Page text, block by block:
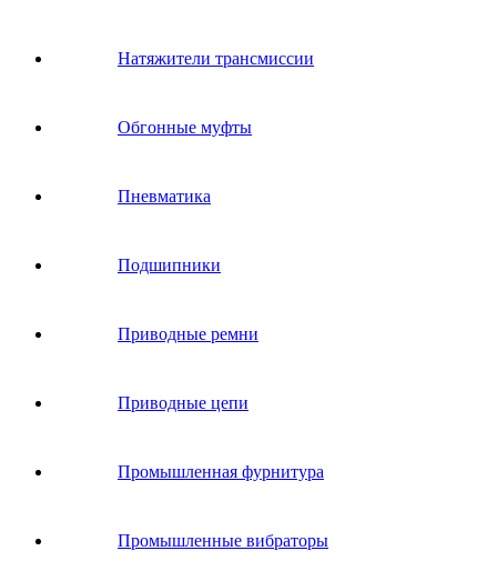
Натяжители трансмиссии
Обгонные муфты
Пневматика
Подшипники
Приводные ремни
Приводные цепи
Промышленная фурнитура
Промышленные вибраторы